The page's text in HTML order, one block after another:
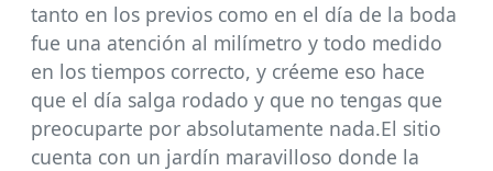
tanto en los previos como en el día de la boda
fue una atención al milímetro y todo medido
en los tiempos correcto, y créeme eso hace
que el día salga rodado y que no tengas que
preocuparte por absolutamente nada.El sitio
cuenta con un jardín maravilloso donde la